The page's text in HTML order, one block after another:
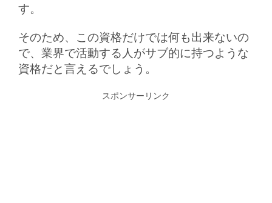
す。
そのため、この資格だけでは何も出来ないの
で、業界で活動する人がサブ的に持つような
資格だと言えるでしょう。
スポンサーリンク